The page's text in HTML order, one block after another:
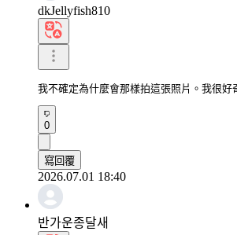
dkJellyfish810
我不確定為什麼會那樣拍這張照片。我很好
0
寫回覆
2026.07.01 18:40
반가운종달새